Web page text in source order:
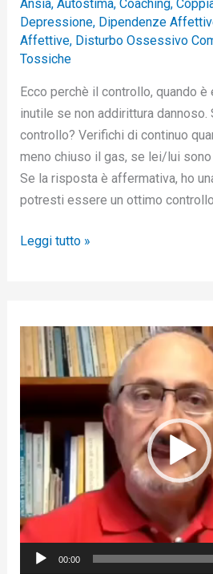
Ansia, Autostima, Coaching,
Depressione, Dipendenze
Affettive, Disturbo Ossessivo
Tossiche
Ecco perchè il controllo, quando
inutile se non addirittura dannoso.
controllo? Verifichi di continuo
meno chiuso il gas, se lei/lui
Se la risposta è affermativa, ho
potresti essere un ottimo
Leggi tutto »
d
o
P
l
a
y
00:00